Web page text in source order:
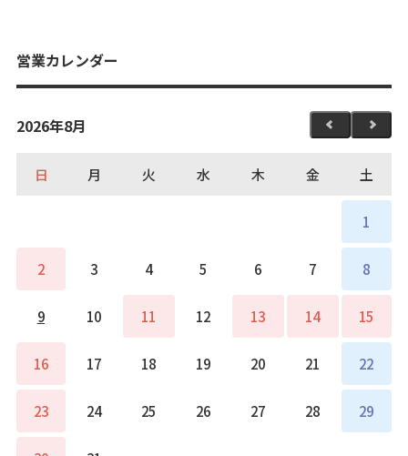
営業カレンダー
2026年8月
日 月 火 水 木 金 土
1
2 3 4 5 6 7 8
9 10 11 12 13 14 15
16 17 18 19 20 21 22
23 24 25 26 27 28 29